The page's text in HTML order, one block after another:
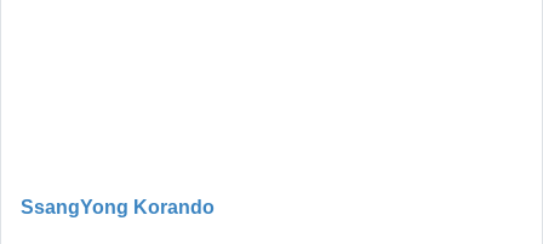
SsangYong Korando